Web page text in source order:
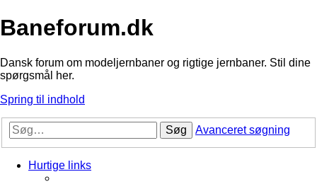
Baneforum.dk
Dansk forum om modeljernbaner og rigtige jernbaner. Stil dine
spørgsmål her.
Spring til indhold
Søg Avanceret søgning
Hurtige links